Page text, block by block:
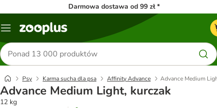
Darmowa dostawa od 99 zł *
Menu
Szukaj
produktów
Psy Karma sucha dla psa Affinity Advance Advance Medium
Advance Medium Light, kurczak
12 kg